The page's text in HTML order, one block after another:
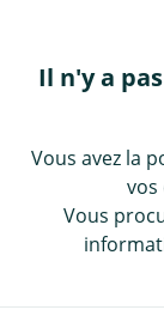
Il n'y a
Vous avez la
vos
Vous